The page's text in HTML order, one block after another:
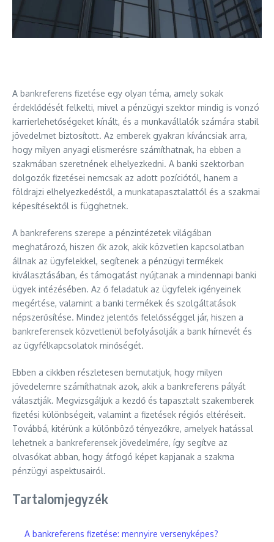
A bankreferens fizetése egy olyan téma, amely sokak
érdeklődését felkelti, mivel a pénzügyi szektor mindig is vonzó
karrierlehetőségeket kínált, és a munkavállalók számára stabil
jövedelmet biztosított. Az emberek gyakran kíváncsiak arra,
hogy milyen anyagi elismerésre számíthatnak, ha ebben a
szakmában szeretnének elhelyezkedni. A banki szektorban
dolgozók fizetései nemcsak az adott pozíciótól, hanem a
földrajzi elhelyezkedéstől, a munkatapasztalattól és a szakmai
képesítésektől is függhetnek.
A bankreferens szerepe a pénzintézetek világában
meghatározó, hiszen ők azok, akik közvetlen kapcsolatban
állnak az ügyfelekkel, segítenek a pénzügyi termékek
kiválasztásában, és támogatást nyújtanak a mindennapi banki
ügyek intézésében. Az ő feladatuk az ügyfelek igényeinek
megértése, valamint a banki termékek és szolgáltatások
népszerűsítése. Mindez jelentős felelősséggel jár, hiszen a
bankreferensek közvetlenül befolyásolják a bank hírnevét és
az ügyfélkapcsolatok minőségét.
Ebben a cikkben részletesen bemutatjuk, hogy milyen
jövedelemre számíthatnak azok, akik a bankreferens pályát
választják. Megvizsgáljuk a kezdő és tapasztalt szakemberek
fizetési különbségeit, valamint a fizetések régiós eltéréseit.
Továbbá, kitérünk a különböző tényezőkre, amelyek hatással
lehetnek a bankreferensek jövedelmére, így segítve az
olvasókat abban, hogy átfogó képet kapjanak a szakma
pénzügyi aspektusairól.
Tartalomjegyzék
A bankreferens fizetése: mennyire versenyképes?